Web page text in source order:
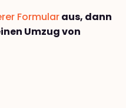
Formularaus, dann
Umzug von